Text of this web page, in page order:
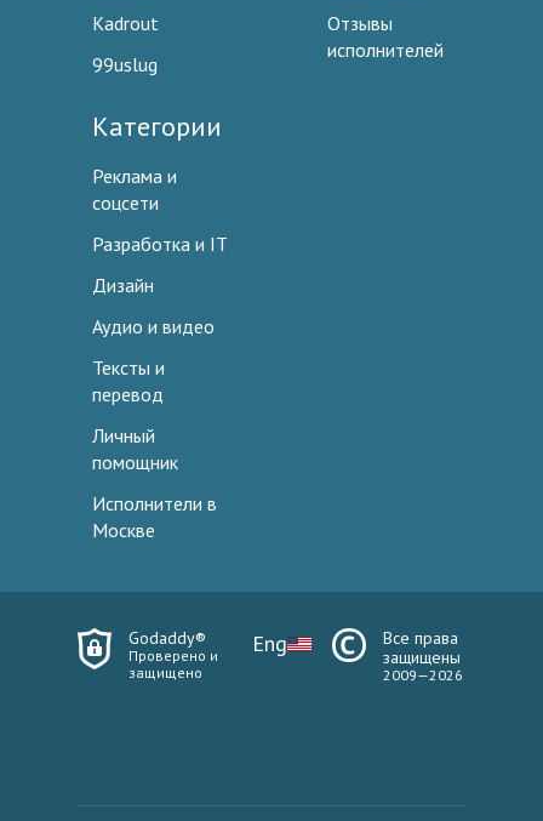
Kadrout
99uslug
Отзывы
исполнителей
Категории
Реклама и
соцсети
Разработка и IT
Дизайн
Аудио и видео
Тексты и
перевод
Личный
помощник
Исполнители в
Москве
Godaddy®
Проверено и
защищено
Eng
Все права
защищены
2009—2026